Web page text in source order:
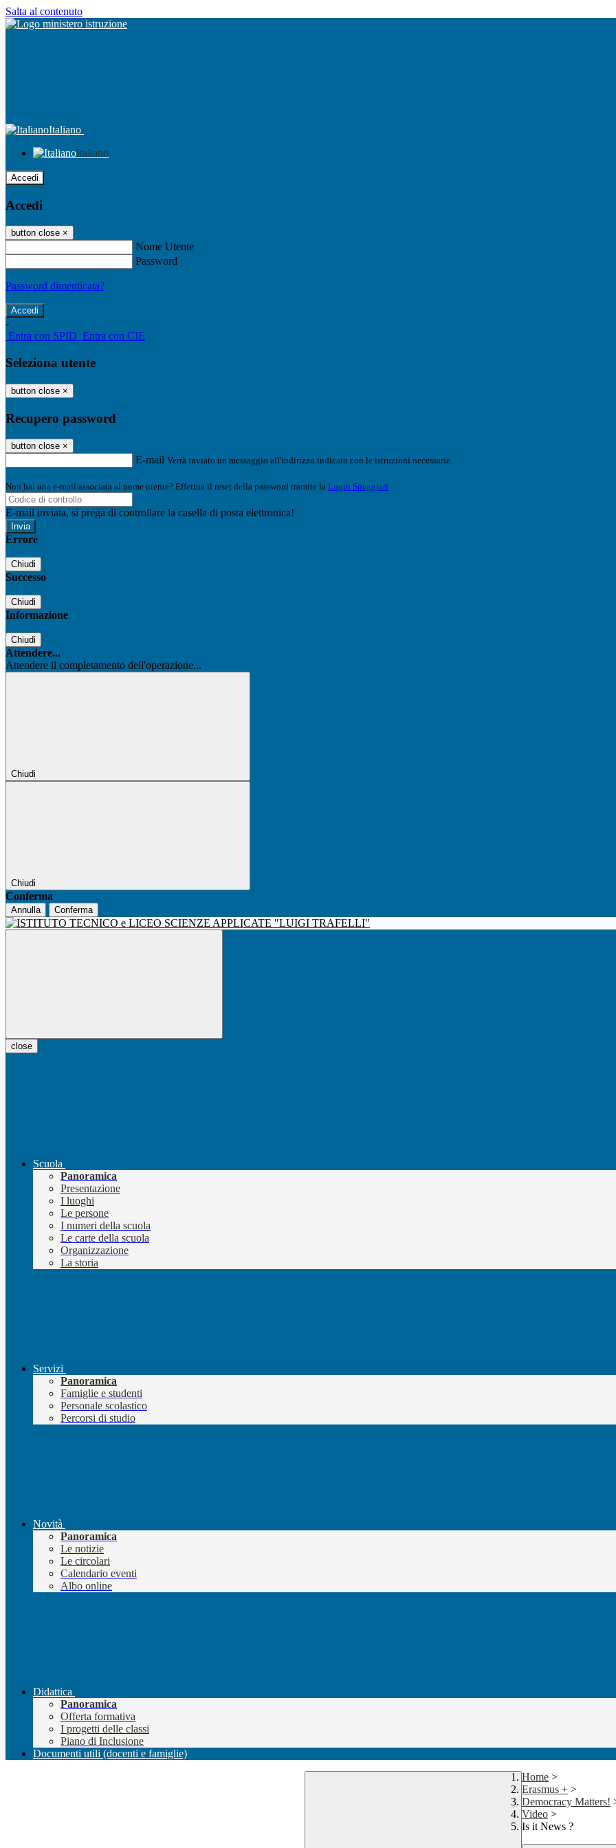
Salta al contenuto
Italiano
Italiano
Accedi
Accedi
button close ×
Nome Utente
Password
Password dimenticata?
-
Entra con SPID Entra con CIE
Seleziona utente
button close ×
Recupero password
button close ×
E-mail Verrà inviato un messaggio all'indirizzo indicato con le istruzioni necessarie.
Non hai una e-mail associata al nome utente? Effettua il reset della password tramite la Login Spaggiari
E-mail inviata, si prega di controllare la casella di posta elettronica!
Errore
Chiudi
Successo
Chiudi
Informazione
Chiudi
Attendere...
Attendere il completamento dell'operazione...
Chiudi
Chiudi
Conferma
Annulla Conferma
close
Scuola
Panoramica
Presentazione
I luoghi
Le persone
I numeri della scuola
Le carte della scuola
Organizzazione
La storia
Servizi
Panoramica
Famiglie e studenti
Personale scolastico
Percorsi di studio
Novità
Panoramica
Le notizie
Le circolari
Calendario eventi
Albo online
Didattica
Panoramica
Offerta formativa
I progetti delle classi
Piano di Inclusione
Documenti utili (docenti e famiglie)
Home >
Erasmus + >
Democracy Matters!
Video >
Is it News ?